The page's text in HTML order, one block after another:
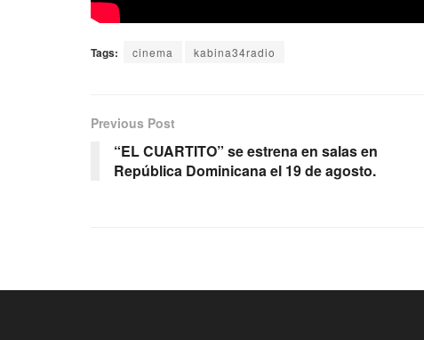
Tags: cinema kabina34radio
Previous Post
“EL CUARTITO” se estrena en salas en
República Dominicana el 19 de agosto.